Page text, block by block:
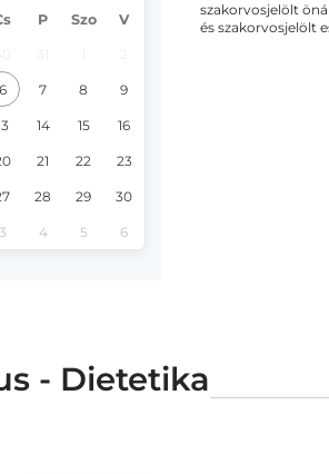
P Szo V
6 7 8 9
14 15 16
21 22 23
28 29 30
3 4 5 6
szakorvosjelölt
és szakorvosjelölt
- Dietetika